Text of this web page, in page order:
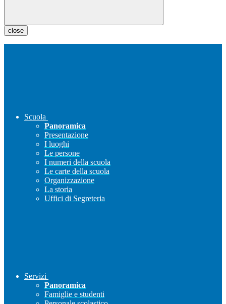
close
Scuola
Panoramica
Presentazione
I luoghi
Le persone
I numeri della scuola
Le carte della scuola
Organizzazione
La storia
Uffici di Segreteria
Servizi
Panoramica
Famiglie e studenti